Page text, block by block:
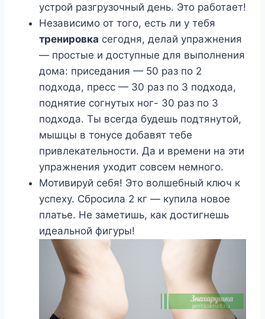
устрой разгрузочный день. Это работает!
Независимо от того, есть ли у тебя
тренировка сегодня, делай упражнения
— простые и доступные для выполнения
дома: приседания — 50 раз по 2
подхода, пресс — 30 раз по 3 подхода,
поднятие согнутых ног- 30 раз по 3
подхода. Ты всегда будешь подтянутой,
мышцы в тонусе добавят тебе
привлекательности. Да и времени на эти
упражнения уходит совсем немного.
Мотивируй себя! Это волшебный ключ к
успеху. Сбросила 2 кг — купила новое
платье. Не заметишь, как достигнешь
идеальной фигуры!